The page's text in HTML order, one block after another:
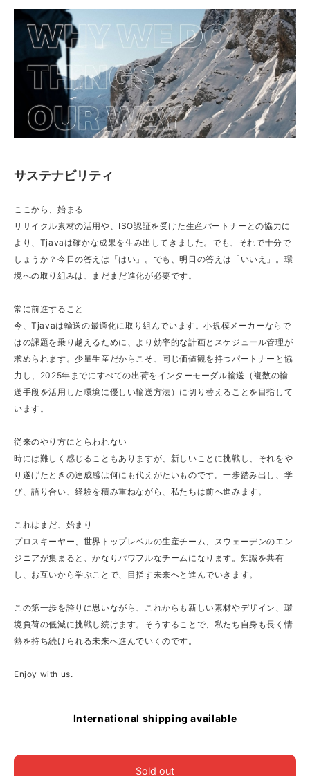
サステナビリティ
ここから、始まる
リサイクル素材の活用や、ISO認証を受けた生産パートナーとの協力に
より、Tjavaは確かな成果を生み出してきました。でも、それで十分で
しょうか？今日の答えは「はい」。でも、明日の答えは「いいえ」。環
境への取り組みは、まだまだ進化が必要です。
常に前進すること
今、Tjavaは輸送の最適化に取り組んでいます。小規模メーカーならで
はの課題を乗り越えるために、より効率的な計画とスケジュール管理が
求められます。少量生産だからこそ、同じ価値観を持つパートナーと協
力し、2025年までにすべての出荷をインターモーダル輸送（複数の輸
送手段を活用した環境に優しい輸送方法）に切り替えることを目指して
います。
従来のやり方にとらわれない
時には難しく感じることもありますが、新しいことに挑戦し、それをや
り遂げたときの達成感は何にも代えがたいものです。一歩踏み出し、学
び、語り合い、経験を積み重ねながら、私たちは前へ進みます。
これはまだ、始まり
プロスキーヤー、世界トップレベルの生産チーム、スウェーデンのエン
ジニアが集まると、かなりパワフルなチームになります。知識を共有
し、お互いから学ぶことで、目指す未来へと進んでいきます。
この第一歩を誇りに思いながら、これからも新しい素材やデザイン、環
境負荷の低減に挑戦し続けます。そうすることで、私たち自身も長く情
熱を持ち続けられる未来へ進んでいくのです。
Enjoy with us.
International shipping available
Sold out